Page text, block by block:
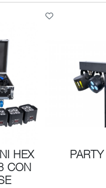
HEX
CON